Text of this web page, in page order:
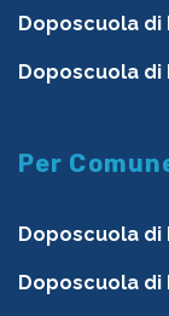
Doposcuola di
Doposcuola di
Per
Doposcuola di
Doposcuola di